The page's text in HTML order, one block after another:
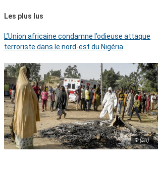
Les plus lus
L’Union africaine condamne l’odieuse attaque
terroriste dans le nord-est du Nigéria
© (DR)